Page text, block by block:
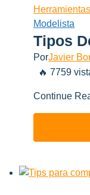
Modelista
Tipos
PorJavier
🔥 7759
Continue